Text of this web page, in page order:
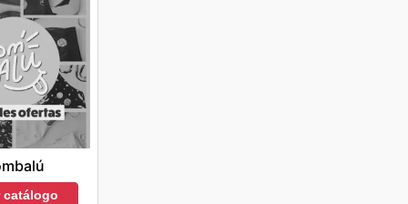
catálogo